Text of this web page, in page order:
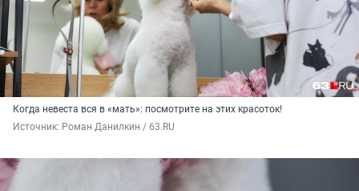
Когда невеста вся в «мать»: посмотрите на этих красоток!
Источник: Роман Данилкин / 63.RU